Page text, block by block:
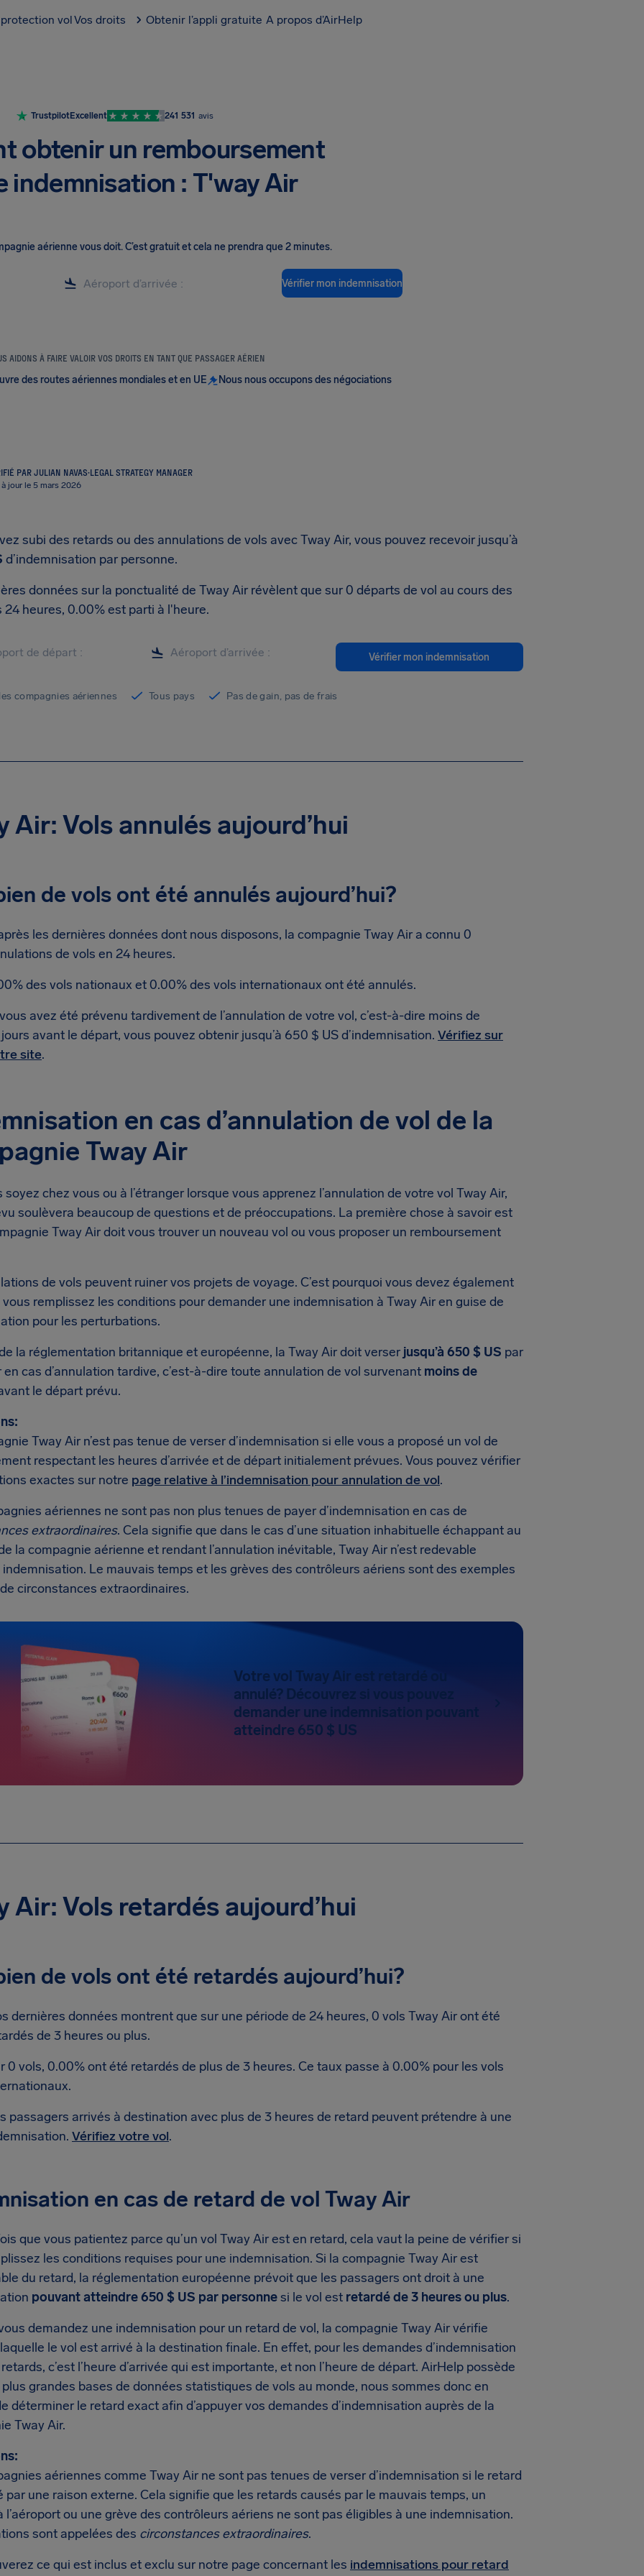
volVos droits Obtenir l’appli gratuite A propos d’AirHelp
TrustpilotExcellent 241 531 avis
obtenir un remboursement
indemnisation : T'way Air
aérienne vous doit.C’est gratuit et cela ne prendra que 2 minutes.
Vérifier mon indemnisation
AIDONS À FAIRE VALOIR VOS DROITS EN TANT QUE PASSAGER AÉRIEN
des routes aériennes mondiales et en UE Nous nous occupons des négociations
PAR JULIAN NAVAS·LEGAL STRATEGY MANAGER
jour le 5 mars 2026
subi des retards ou des annulations de vols avec Tway Air, vous pouvez recevoir jusqu’à
d’indemnisation par personne.
données sur la ponctualité de Tway Air révèlent que sur 0 départs de vol au cours des
24 heures, 0.00% est parti à l'heure.
Vérifier mon indemnisation
compagnies aériennes Tous pays Pas de gain, pas de frais
Air: Vols annulés aujourd’hui
de vols ont été annulés aujourd’hui?
les dernières données dont nous disposons, la compagnie Tway Air a connu 0
de vols en 24 heures.
des vols nationaux et 0.00% des vols internationaux ont été annulés.
avez été prévenu tardivement de l’annulation de votre vol, c’est-à-dire moins de
jours avant le départ, vous pouvez obtenir jusqu’à 650 $ US d’indemnisation. Vérifiez sur
site.
en cas d’annulation de vol de la
Tway Air
soyez chez vous ou à l’étranger lorsque vous apprenez l’annulation de votre vol Tway Air,
soulèvera beaucoup de questions et de préoccupations. La première chose à savoir est
Tway Air doit vous trouver un nouveau vol ou vous proposer un remboursement
de vols peuvent ruiner vos projets de voyage. C’est pourquoi vous devez également
remplissez les conditions pour demander une indemnisation à Tway Air en guise de
pour les perturbations.
la réglementation britannique et européenne, la Tway Air doit verser jusqu’à 650 $ US par
cas d’annulation tardive, c’est-à-dire toute annulation de vol survenant moins de
le départ prévu.
Tway Air n’est pas tenue de verser d’indemnisation si elle vous a proposé un vol de
respectant les heures d’arrivée et de départ initialement prévues. Vous pouvez vérifier
exactes sur notre page relative à l’indemnisation pour annulation de vol.
aériennes ne sont pas non plus tenues de payer d’indemnisation en cas de
extraordinaires. Cela signifie que dans le cas d’une situation inhabituelle échappant au
la compagnie aérienne et rendant l’annulation inévitable, Tway Air n’est redevable
indemnisation. Le mauvais temps et les grèves des contrôleurs aériens sont des exemples
circonstances extraordinaires.
Votre vol Tway Air est retardé ou
annulé? Découvrez si vous pouvez
demander une indemnisation pouvant
atteindre 650 $ US
Air: Vols retardés aujourd’hui
de vols ont été retardés aujourd’hui?
dernières données montrent que sur une période de 24 heures, 0 vols Tway Air ont été
de 3 heures ou plus.
0 vols, 0.00% ont été retardés de plus de 3 heures. Ce taux passe à 0.00% pour les vols
passagers arrivés à destination avec plus de 3 heures de retard peuvent prétendre à une
Vérifiez votre vol.
en cas de retard de vol Tway Air
que vous patientez parce qu’un vol Tway Air est en retard, cela vaut la peine de vérifier si
les conditions requises pour une indemnisation. Si la compagnie Tway Air est
du retard, la réglementation européenne prévoit que les passagers ont droit à une
pouvant atteindre 650 $ US par personnesi le vol est retardé de 3 heures ou plus.
demandez une indemnisation pour un retard de vol, la compagnie Tway Air vérifie
laquelle le vol est arrivé à la destination finale. En effet, pour les demandes d’indemnisation
c’est l’heure d’arrivée qui est importante, et non l’heure de départ. AirHelp possède
plus grandes bases de données statistiques de vols au monde, nous sommes donc en
déterminer le retard exact afin d’appuyer vos demandes d’indemnisation auprès de la
Tway Air.
aériennes comme Tway Air ne sont pas tenues de verser d’indemnisation si le retard
par une raison externe. Cela signifie que les retards causés par le mauvais temps, un
l’aéroport ou une grève des contrôleurs aériens ne sont pas éligibles à une indemnisation.
sont appelées des circonstances extraordinaires.
ce qui est inclus et exclu sur notre page concernant les indemnisations pour retard